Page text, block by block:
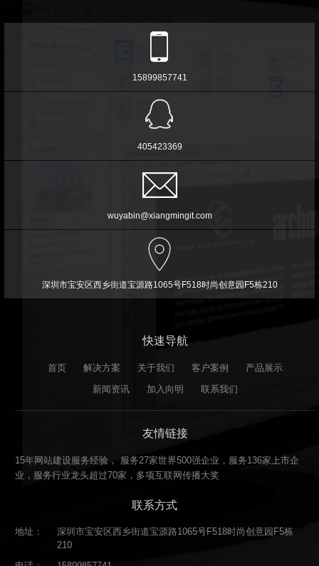
15899857741
405423369
wuyabin@xiangmingit.com
深圳市宝安区西乡街道宝源路1065号F518时尚创意园F5栋210
快速导航
首页 解决方案 关于我们 客户案例
产品展示
新闻资讯
加入向明 联系我们
友情链接
15年网站建设服务经验， 服务27家世界500强企业，服务136家上市企
业，服务行业龙头超过70家，多项互联网传播大奖
联系方式
地址：
深圳市宝安区西乡街道宝源路1065号F518时尚创意园F5栋
210